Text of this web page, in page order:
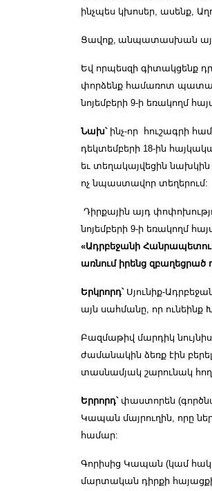
ինչպես կխոսեր, ասենք,
Ցավոք անպատասխան այդ
Եվ որպեսզի գիտակցենք
փորձենք համառոտ
նոյեմբերի 9-ի եռակողմ
Նախ՝ինչ-որ հուշագրի
դեկտեմբերի 18-ին
եւ տեղակայվեցին
ոչ նպաստավոր տեղերում:
Դիրքային այդ
նոյեմբերի 9-ի եռակողմ
«Ադրբեջանի
առնում իրենց զբաղեցրած
Երկրորդ՝Սյունիք-
այն սահմանը, որ ունեինք
Բազմաթիվ մարդիկ
ժամանակին ձեռք էին
տասնամյակ շարունակ
Երրորդ՝ փաստորեն
Կապան մայրուղին, որը
համար:
Գորիսից Կապան (կամ
մարտական դիրքի հայացքի